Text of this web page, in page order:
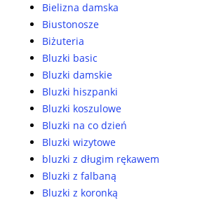
Bielizna damska
Biustonosze
Biżuteria
Bluzki basic
Bluzki damskie
Bluzki hiszpanki
Bluzki koszulowe
Bluzki na co dzień
Bluzki wizytowe
bluzki z długim rękawem
Bluzki z falbaną
Bluzki z koronką